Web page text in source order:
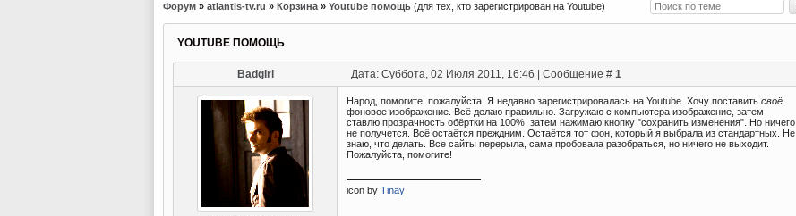
Форум » atlantis-tv.ru » Корзина » Youtube помощь (для тех, кто зарегистрирован на Youtube)
YOUTUBE ПОМОЩЬ
Badgirl Дата: Суббота, 02 Июля 2011, 16:46 | Сообщение # 1
Народ, помогите, пожалуйста. Я недавно зарегистрировалась на Youtube. Хочу поставить своё
фоновое изображение. Всё делаю правильно. Загружаю с компьютера изображение, затем
ставлю прозрачность обёртки на 100%, затем нажимаю кнопку "сохранить изменения". Но ничего
не получется. Всё остаётся преждним. Остаётся тот фон, который я выбрала из стандартных. Не
знаю, что делать. Все сайты перерыла, сама пробовала разобраться, но ничего не выходит.
Пожалуйста, помогите!
icon by Tinay